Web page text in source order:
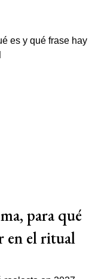
para qué
en el ritual